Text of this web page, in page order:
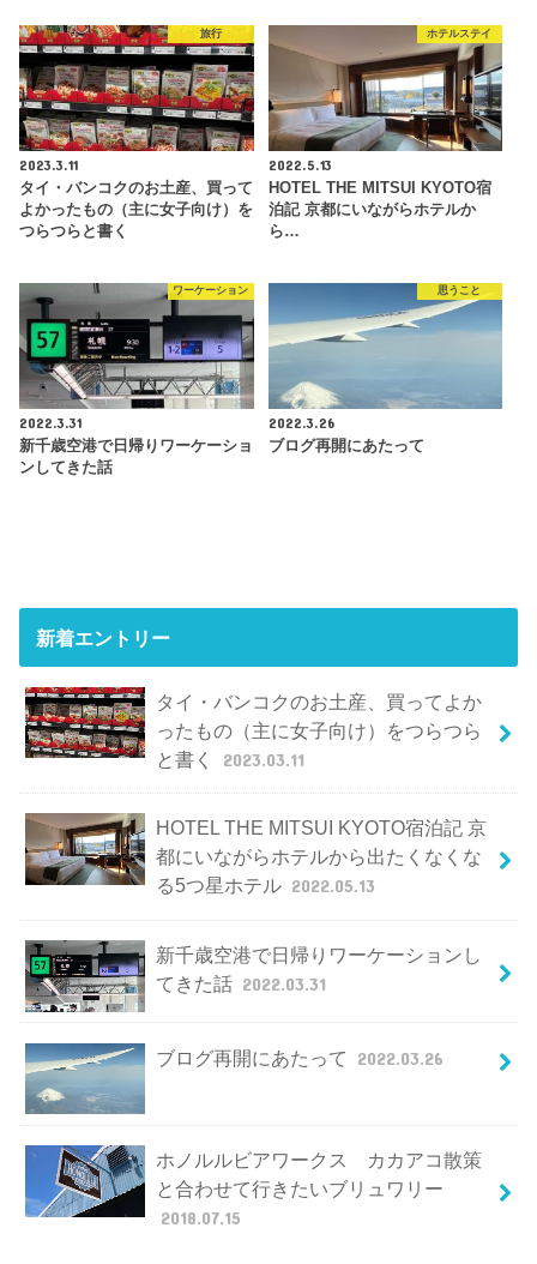
旅行
2023.3.11
タイ・バンコクのお土産、買って
よかったもの（主に女子向け）を
つらつらと書く
ホテルステイ
2022.5.13
HOTEL THE MITSUI KYOTO宿
泊記 京都にいながらホテルか
ら…
ワーケーション
2022.3.31
新千歳空港で日帰りワーケーショ
ンしてきた話
思うこと
2022.3.26
ブログ再開にあたって
新着エントリー
タイ・バンコクのお土産、買ってよか
ったもの（主に女子向け）をつらつら
と書く
2023.03.11
HOTEL THE MITSUI KYOTO宿泊記 京
都にいながらホテルから出たくなくな
る5つ星ホテル 2022.05.13
新千歳空港で日帰りワーケーションし
てきた話 2022.03.31
ブログ再開にあたって 2022.03.26
ホノルルビアワークス カカアコ散策
と合わせて行きたいブリュワリー
2018.07.15